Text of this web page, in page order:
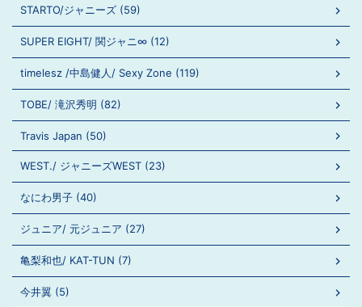
STARTO/ジャニーズ (59)
SUPER EIGHT/ 関ジャニ∞ (12)
timelesz /中島健人/ Sexy Zone (119)
TOBE/ 滝沢秀明 (82)
Travis Japan (50)
WEST./ ジャニーズWEST (23)
なにわ男子 (40)
ジュニア/ 元ジュニア (27)
亀梨和也/ KAT-TUN (7)
今井翼 (5)